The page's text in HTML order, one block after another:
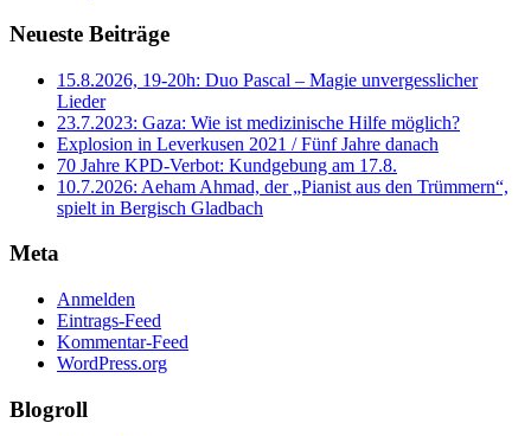
Neueste Beiträge
15.8.2026, 19-20h: Duo Pascal – Magie unvergesslicher
Lieder
23.7.2023: Gaza: Wie ist medizinische Hilfe möglich?
Explosion in Leverkusen 2021 / Fünf Jahre danach
70 Jahre KPD‑Verbot: Kundgebung am 17.8.
10.7.2026: Aeham Ahmad, der „Pianist aus den Trümmern“,
spielt in Bergisch Gladbach
Meta
Anmelden
Eintrags-Feed
Kommentar-Feed
WordPress.org
Blogroll